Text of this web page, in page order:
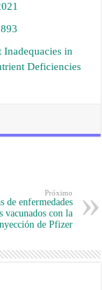
Inadequacies in
Deficiencies
Próximo
de enfermedades
vacunados con la
de Pfizer